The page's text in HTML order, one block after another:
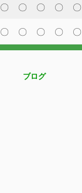
〇 〇 〇 〇 〇
〇 〇 〇 〇 〇
ブログ